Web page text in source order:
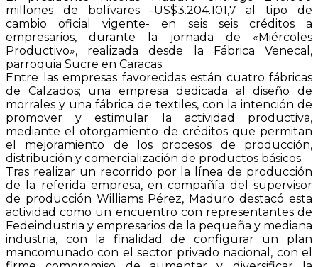
millones de bolívares -US$3.204.101,7 al tipo de
cambio oficial vigente- en seis seis créditos a
empresarios, durante la jornada de «Miércoles
Productivo», realizada desde la Fábrica Venecal,
parroquia Sucre en Caracas.
Entre las empresas favorecidas están cuatro fábricas
de Calzados; una empresa dedicada al diseño de
morrales y una fábrica de textiles, con la intención de
promover y estimular la actividad productiva,
mediante el otorgamiento de créditos que permitan
el mejoramiento de los procesos de producción,
distribución y comercialización de productos básicos.
Tras realizar un recorrido por la línea de producción
de la referida empresa, en compañía del supervisor
de producción Williams Pérez, Maduro destacó esta
actividad como un encuentro con representantes de
Fedeindustria y empresarios de la pequeña y mediana
industria, con la finalidad de configurar un plan
mancomunado con el sector privado nacional, con el